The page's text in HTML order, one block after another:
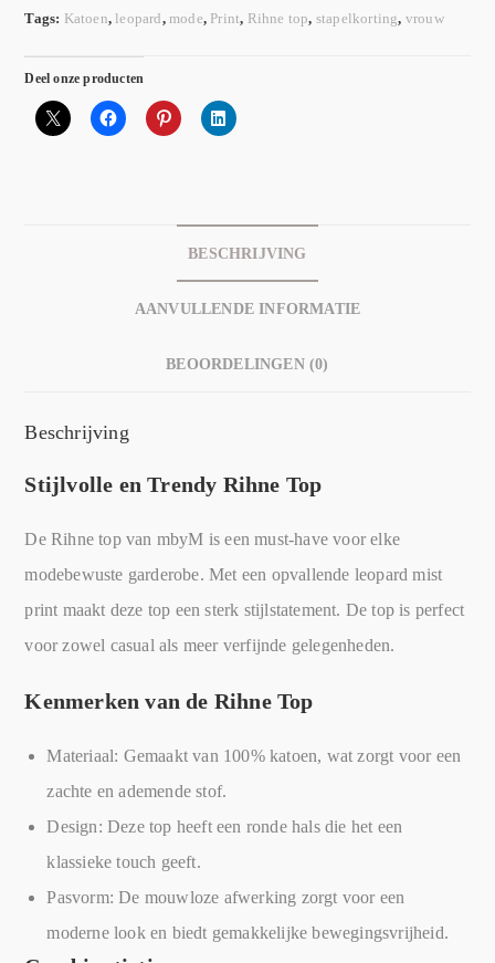
Tags: Katoen, leopard, mode, Print, Rihne top, stapelkorting, vrouw
Deel onze producten
BESCHRIJVING
AANVULLENDE INFORMATIE
BEOORDELINGEN (0)
Beschrijving
Stijlvolle en Trendy Rihne Top
De Rihne top van mbyM is een must-have voor elke
modebewuste garderobe. Met een opvallende leopard mist
print maakt deze top een sterk stijlstatement. De top is perfect
voor zowel casual als meer verfijnde gelegenheden.
Kenmerken van de Rihne Top
Materiaal: Gemaakt van 100% katoen, wat zorgt voor een
zachte en ademende stof.
Design: Deze top heeft een ronde hals die het een
klassieke touch geeft.
Pasvorm: De mouwloze afwerking zorgt voor een
moderne look en biedt gemakkelijke bewegingsvrijheid.